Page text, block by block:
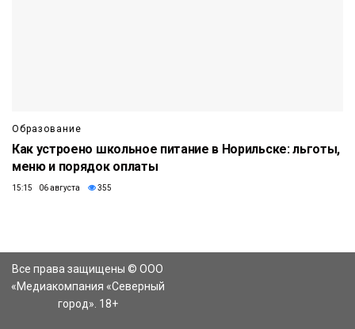
Образование
Как устроено школьное питание в Норильске: льготы,
меню и порядок оплаты
15:15 06 августа 355
Все права защищены © ООО
«Медиакомпания «Северный
город». 18+